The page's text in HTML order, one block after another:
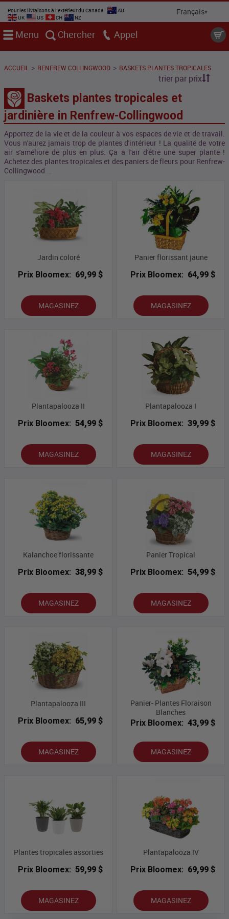
Pour les livraisons à l'extérieur du Canada
AU
UK
US CH NZ
Menu Chercher Appel
ACCUEIL > RENFREW COLLINGWOOD > BASKETS PLANTES TROPICALES
trier par prix
Baskets plantes tropicales et
jardinière in Renfrew-Collingwood
Apportez de la vie et de la couleur à vos espaces de vie et de travail.
Vous n'aurez jamais trop de plantes d'intérieur ! La qualité de votre
air s'améliore de plus en plus. Ça a l'air d'être une super plante !
Achetez des plantes tropicales et des paniers de fleurs pour Renfrew-
Collingwood...
Jardin coloré
Prix Bloomex: 69,99 $
MAGASINEZ
Panier florissant jaune
Prix Bloomex: 64,99 $
MAGASINEZ
Plantapalooza II
Prix Bloomex: 54,99 $
MAGASINEZ
Plantapalooza I
Prix Bloomex: 39,99 $
MAGASINEZ
Kalanchoe florissante
Prix Bloomex: 38,99 $
MAGASINEZ
Panier Tropical
Prix Bloomex: 54,99 $
MAGASINEZ
Plantapalooza III
Prix Bloomex: 65,99 $
MAGASINEZ
Panier- Plantes Floraison
Blanches
Prix Bloomex: 43,99 $
MAGASINEZ
Plantes tropicales assorties
Prix Bloomex: 59,99 $
MAGASINEZ
Plantapalooza IV
Prix Bloomex: 69,99 $
MAGASINEZ